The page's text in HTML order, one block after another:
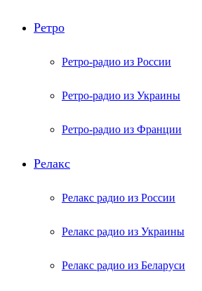
Ретро
Ретро-радио из России
Ретро-радио из Украины
Ретро-радио из Франции
Релакс
Релакс радио из России
Релакс радио из Украины
Релакс радио из Беларуси